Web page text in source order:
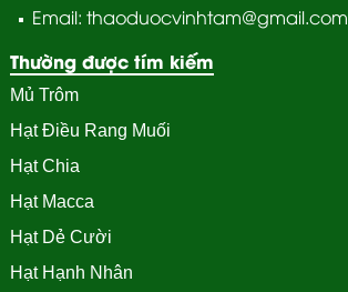
Email: thaoduocvinhtam@gmail.com
Thường được tím kiếm
Mủ Trôm
Hạt Điều Rang Muối
Hạt Chia
Hạt Macca
Hạt Dẻ Cười
Hạt Hạnh Nhân